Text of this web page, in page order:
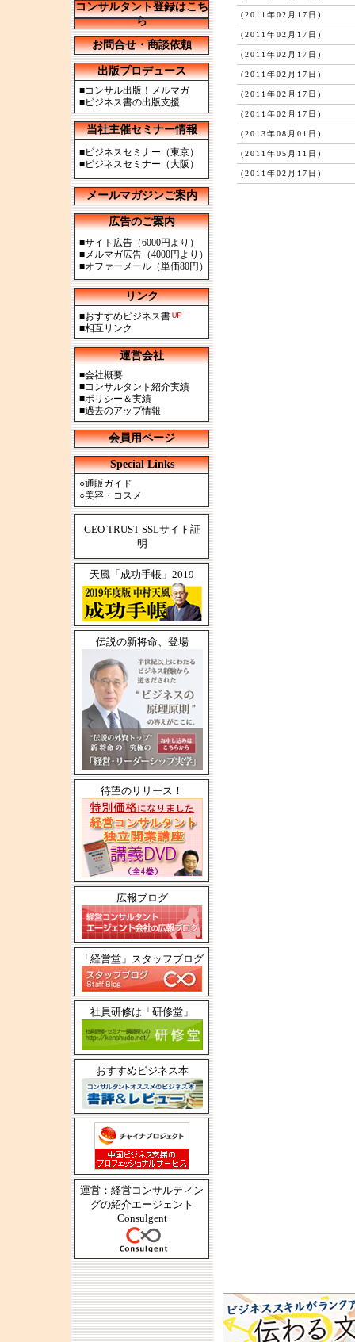
コンサルタント登録はこち
ら
お問合せ・商談依頼
出版プロデュース
■コンサル出版！メルマガ
■ビジネス書の出版支援
当社主催セミナー情報
■ビジネスセミナー（東京）
■ビジネスセミナー（大阪）
メールマガジンご案内
広告のご案内
■サイト広告（6000円より）
■メルマガ広告（4000円より）
■オファーメール（単価80円）
リンク
■おすすめビジネス書
■相互リンク
運営会社
■会社概要
■コンサルタント紹介実績
■ポリシー＆実績
■過去のアップ情報
会員用ページ
Special Links
○通販ガイド
○美容・コスメ
GEO TRUST SSLサイト証
明
天風「成功手帳」2019
伝説の新将命、登場
待望のリリース！
広報ブログ
「経営堂」スタッフブログ
社員研修は「研修堂」
おすすめビジネス本
運営：経営コンサルティン
グの紹介エージェント
Consulgent
(2011年02月17日)
(2011年02月17日)
(2011年02月17日)
(2011年02月17日)
(2011年02月17日)
(2011年02月17日)
(2013年08月01日)
(2011年05月11日)
(2011年02月17日)